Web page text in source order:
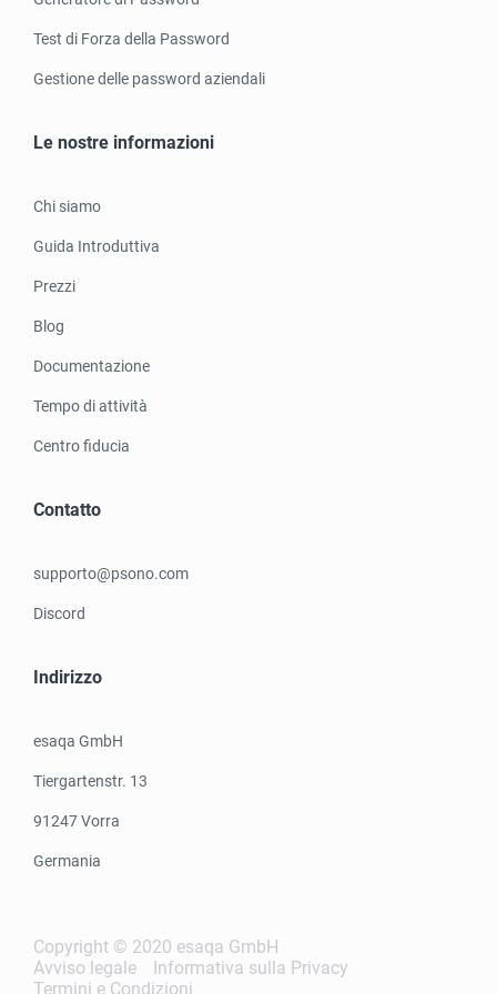
Test di Forza della Password
Gestione delle password aziendali
Le nostre informazioni
Chi siamo
Guida Introduttiva
Prezzi
Blog
Documentazione
Tempo di attività
Centro fiducia
Contatto
supporto@psono.com
Discord
Indirizzo
esaqa GmbH
Tiergartenstr. 13
91247 Vorra
Germania
Copyright © 2020 esaqa GmbH
Avviso legale
Informativa sulla Privacy
Termini e Condizioni